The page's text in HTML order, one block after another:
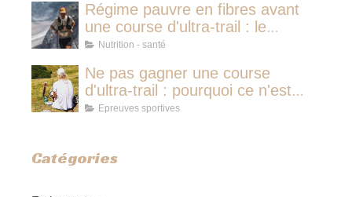
Régime pauvre en fibres avant
une course d'ultra-trail : le
protocole nutritionnel des
Nutrition - santé
Ne pas gagner une course
d'ultra-trail : pourquoi ce n'est
jamais avoir couru pour rien
Epreuves sportives
Catégories